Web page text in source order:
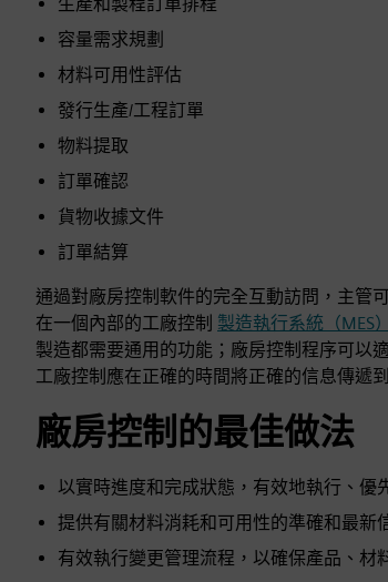
生產和製程訂單排程
容量需求規劃
材料可用性評估
發行生產/工程訂單
物料提取
訂單確認
貨物收據文件
訂單結算
通過對廠房控制軟件的完全互動訪問，主管
在一個內部的工廠控制 製造執行系統（MES）
製造都需要通用的功能；廠房控制程序可以
工廠控制應在正確的時間將正確的信息傳遞
廠房控制的最佳做法
以實時進度和完成狀態，有效地執行、優
提供有關材料消耗和可用性的準確和最新
有效執行變更管理流程，以確保產品、材